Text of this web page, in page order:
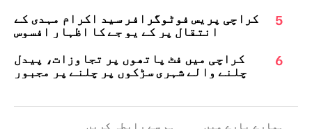
5
کراچی پریس فوٹوگرافر سید اکرام مہدی کے
انتقال پر کے یو جے کا اظہارِ افسوس
6
کراچی میں فٹ پاتھوں پر تجاوزات، پیدل
چلنے والے شہری سڑکوں پر چلنے پر مجبور
ہمارے بارے میں ہم سے رابطہ کریں